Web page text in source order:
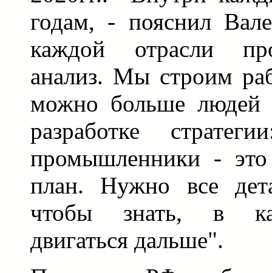
годам, - пояснил
каждой отрасли
анализ. Мы строим
можно больше людей
разработке
промышленники -
план. Нужно все
чтобы знать, в
двигаться дальше".